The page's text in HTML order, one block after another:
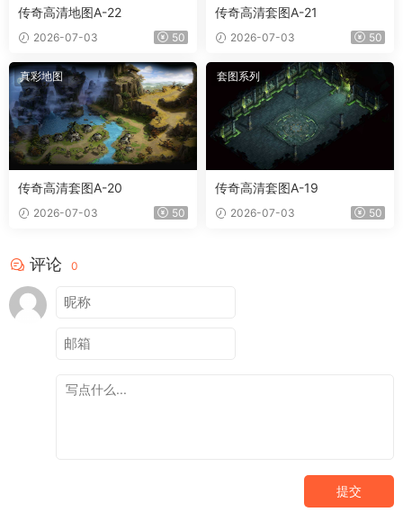
传奇高清地图A-22
2026-07-03 50
传奇高清套图A-21
2026-07-03 50
真彩地图
传奇高清套图A-20
2026-07-03 50
套图系列
传奇高清套图A-19
2026-07-03 50
评论 0
提交